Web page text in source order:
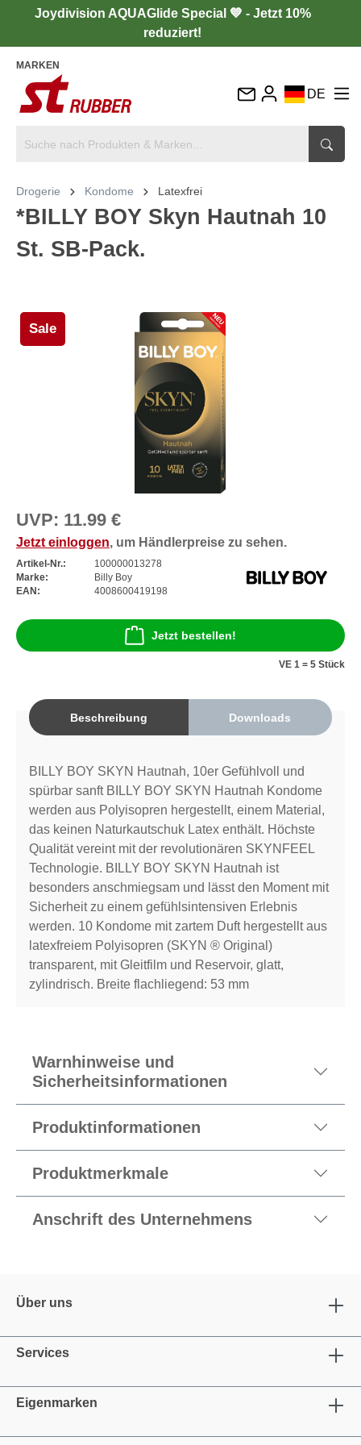
Joydivision AQUAGlide Special 💙 - Jetzt 10%
reduziert!
MARKEN
DE
IT
Drogerie Kondome Latexfrei
*BILLY BOY Skyn Hautnah 10
St. SB-Pack.
Sale
UVP: 11.99 €
Jetzt einloggen, um Händlerpreise zu sehen.
Artikel-Nr.:
100000013278
Marke:
Billy Boy
EAN:
4008600419198
Jetzt bestellen!
VE 1 = 5 Stück
Beschreibung Downloads
BILLY BOY SKYN Hautnah, 10er Gefühlvoll und
spürbar sanft BILLY BOY SKYN Hautnah Kondome
werden aus Polyisopren hergestellt, einem Material,
das keinen Naturkautschuk Latex enthält. Höchste
Qualität vereint mit der revolutionären SKYNFEEL
Technologie. BILLY BOY SKYN Hautnah ist
besonders anschmiegsam und lässt den Moment mit
Sicherheit zu einem gefühlsintensiven Erlebnis
werden. 10 Kondome mit zartem Duft hergestellt aus
latexfreiem Polyisopren (SKYN ® Original)
transparent, mit Gleitfilm und Reservoir, glatt,
zylindrisch. Breite flachliegend: 53 mm
Warnhinweise und
Sicherheitsinformationen
Produktinformationen
Produktmerkmale
Anschrift des Unternehmens
Über uns
Services
Eigenmarken